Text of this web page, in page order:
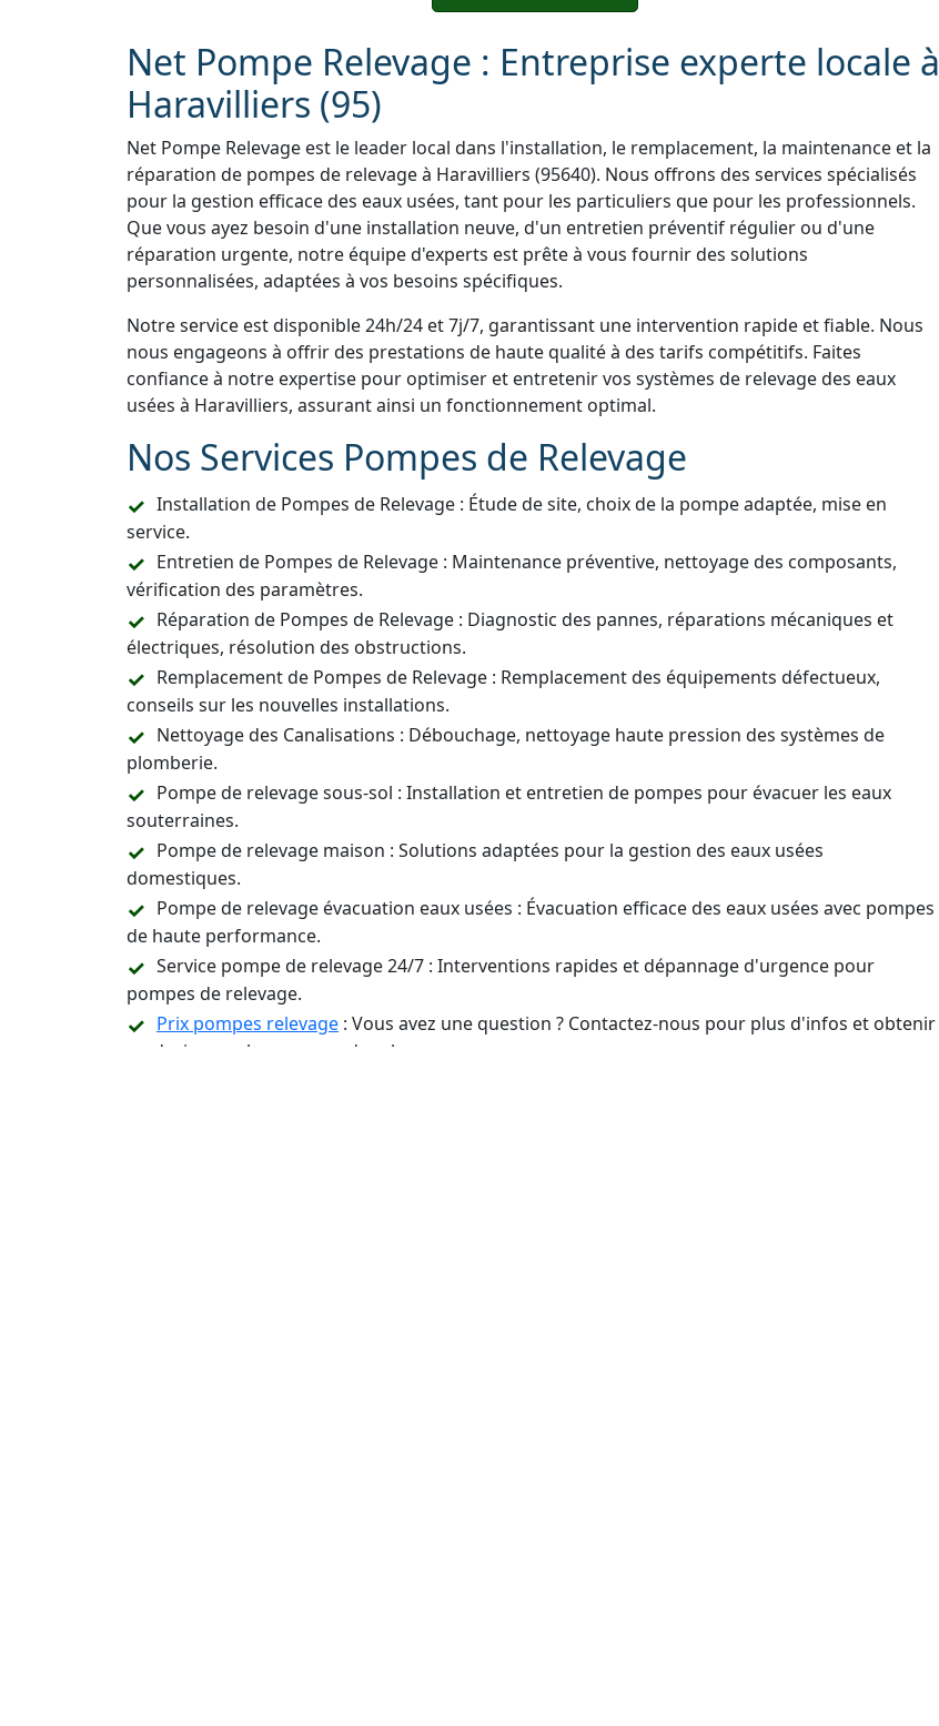
Net Pompe Relevage : Entreprise experte locale à
Haravilliers (95)
Net Pompe Relevage est le leader local dans l'installation, le remplacement, la maintenance et la
réparation de pompes de relevage à Haravilliers (95640). Nous offrons des services spécialisés
pour la gestion efficace des eaux usées, tant pour les particuliers que pour les professionnels.
Que vous ayez besoin d'une installation neuve, d'un entretien préventif régulier ou d'une
réparation urgente, notre équipe d'experts est prête à vous fournir des solutions
personnalisées, adaptées à vos besoins spécifiques.
Notre service est disponible 24h/24 et 7j/7, garantissant une intervention rapide et fiable. Nous
nous engageons à offrir des prestations de haute qualité à des tarifs compétitifs. Faites
confiance à notre expertise pour optimiser et entretenir vos systèmes de relevage des eaux
usées à Haravilliers, assurant ainsi un fonctionnement optimal.
Nos Services Pompes de Relevage
Installation de Pompes de Relevage : Étude de site, choix de la pompe adaptée, mise en
service.
Entretien de Pompes de Relevage : Maintenance préventive, nettoyage des composants,
vérification des paramètres.
Réparation de Pompes de Relevage : Diagnostic des pannes, réparations mécaniques et
électriques, résolution des obstructions.
Remplacement de Pompes de Relevage : Remplacement des équipements défectueux,
conseils sur les nouvelles installations.
Nettoyage des Canalisations : Débouchage, nettoyage haute pression des systèmes de
plomberie.
Pompe de relevage sous-sol : Installation et entretien de pompes pour évacuer les eaux
souterraines.
Pompe de relevage maison : Solutions adaptées pour la gestion des eaux usées
domestiques.
Pompe de relevage évacuation eaux usées : Évacuation efficace des eaux usées avec pompes
de haute performance.
Service pompe de relevage 24/7 : Interventions rapides et dépannage d'urgence pour
pompes de relevage.
Prix pompes relevage : Vous avez une question ? Contactez-nous pour plus d'infos et obtenir
un devis pour les pompes de relevage.